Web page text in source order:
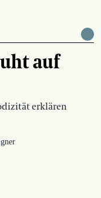
auf
erklären